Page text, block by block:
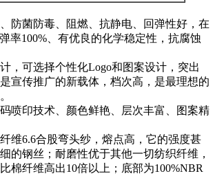
防菌防毒、阻燃、抗静电、回弹性好，在
率100%、有优良的化学稳定性，抗腐蚀
，可选择个性化Logo和图案设计，突出
宣传推广的新载体，档次高，是最理想的
喷印技术、颜色鲜艳、层次丰富、图案精
维6.6合股弯头纱，熔点高，它的强度甚
的钢丝；耐磨性优于其他一切纺织纤维，
棉纤维高出10倍以上；底部为100%NBR